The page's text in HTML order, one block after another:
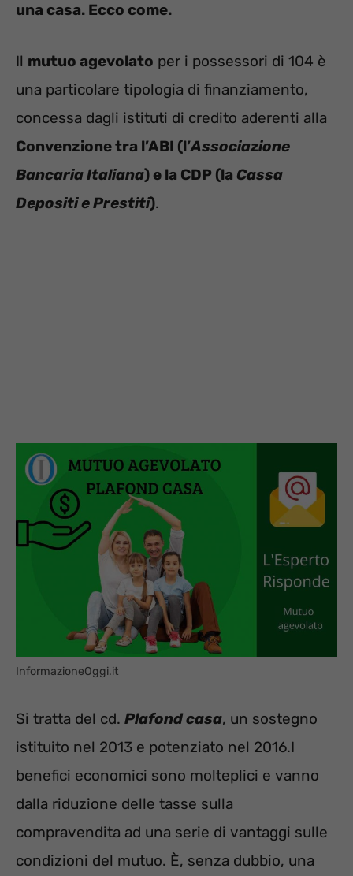
una casa. Ecco come.
Il mutuo agevolato per i possessori di 104 è
una particolare tipologia di finanziamento,
concessa dagli istituti di credito aderenti alla
Convenzione tra l’ABI (l’Associazione
Bancaria Italiana) e la CDP (la Cassa
Depositi e Prestiti).
InformazioneOggi.it
Si tratta del cd. Plafond casa, un sostegno
istituito nel 2013 e potenziato nel 2016.I
benefici economici sono molteplici e vanno
dalla riduzione delle tasse sulla
compravendita ad una serie di vantaggi sulle
condizioni del mutuo. È, senza dubbio, una